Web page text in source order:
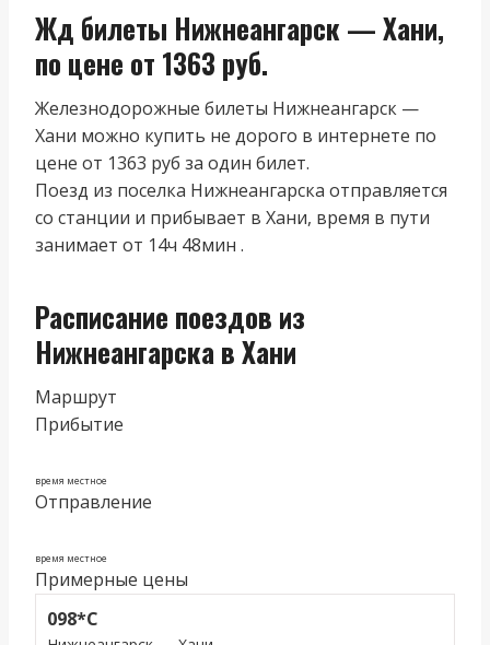
Жд билеты Нижнеангарск — Хани,
по цене от 1363 руб.
Железнодорожные билеты Нижнеангарск —
Хани можно купить не дорого в интернете по
цене от 1363 руб за один билет.
Поезд из поселка Нижнеангарска отправляется
со станции и прибывает в Хани, время в пути
занимает от 14ч 48мин .
Расписание поездов из
Нижнеангарска в Хани
Маршрут
Прибытие
время местное
Отправление
время местное
Примерные цены
098*С